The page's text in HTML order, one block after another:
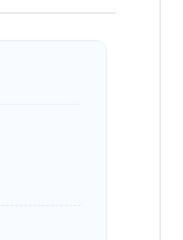
안동·의성 특별재난지역 선포
기 휘두른 30대 세입자…경찰